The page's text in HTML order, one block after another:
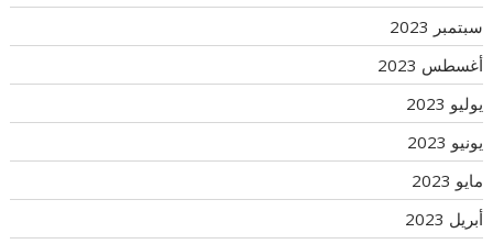
سبتمبر 2023
أغسطس 2023
يوليو 2023
يونيو 2023
مايو 2023
أبريل 2023